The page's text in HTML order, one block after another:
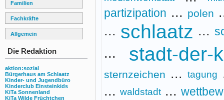
Familien
Fachkräfte
Allgemein
Die Redaktion
aktion:sozial
Bürgerhaus am Schlaatz
Kinder- und Jugendbüro
Kinderclub Einsteinkids
KiTa Sonnenland
KiTa Wilde Früchtchen
partizipation ... polen
... schlaatz ...
... stadt-der-
sternzeichen ...tagung
... waldstadt...